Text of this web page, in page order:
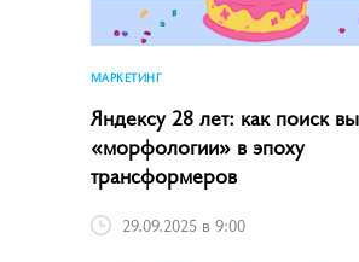
МАРКЕТИНГ
Яндексу 28 лет: как поиск
«морфологии» в эпоху
трансформеров
29.09.2025 в 9:00